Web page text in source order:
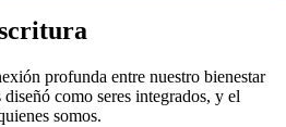
profunda entre nuestro bienestar
como seres integrados, y el
somos.